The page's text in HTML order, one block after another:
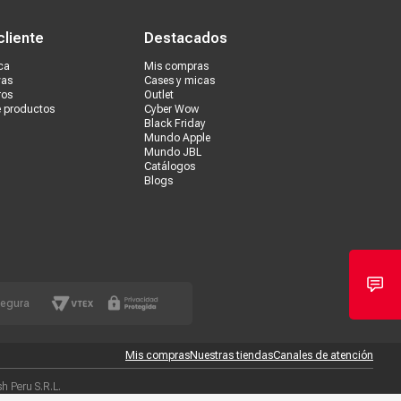
productos
Destacados
Mis compras
Cases y micas
Outlet
Cyber Wow
Black Friday
Mundo Apple
Mundo JBL
Catálogos
Blogs
Mis comprasNuestras tiendasCanales de atención
S.R.L.